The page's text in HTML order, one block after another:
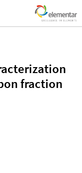
fraction